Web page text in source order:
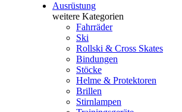
Ausrüstung
weitere Kategorien
Fahrräder
Ski
Rollski & Cross Skates
Bindungen
Stöcke
Helme & Protektoren
Brillen
Stirnlampen